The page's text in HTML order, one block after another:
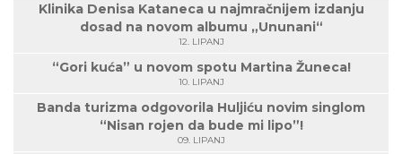
Klinika Denisa Kataneca u najmračnijem izdanju
dosad na novom albumu „Ununani“
12. LIPANJ
“Gori kuća” u novom spotu Martina Žuneca!
10. LIPANJ
Banda turizma odgovorila Huljiću novim singlom
“Nisan rojen da bude mi lipo”!
09. LIPANJ